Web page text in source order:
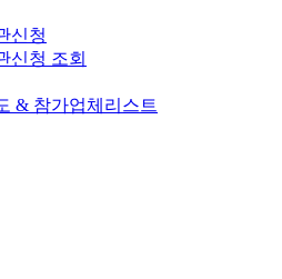
신청
신청 조회
& 참가업체리스트